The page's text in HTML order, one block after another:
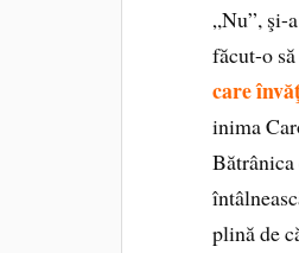
„Nu”, şi-
făcut-o
care
inima
plină de